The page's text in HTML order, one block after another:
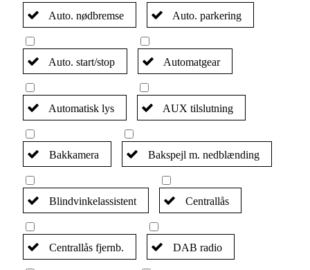
Auto. nødbremse Auto. parkering
Auto. start/stop Automatgear
Automatisk lys AUX tilslutning
Bakkamera Bakspejl m. nedblænding
Blindvinkelassistent Centrallås
Centrallås fjernb. DAB radio